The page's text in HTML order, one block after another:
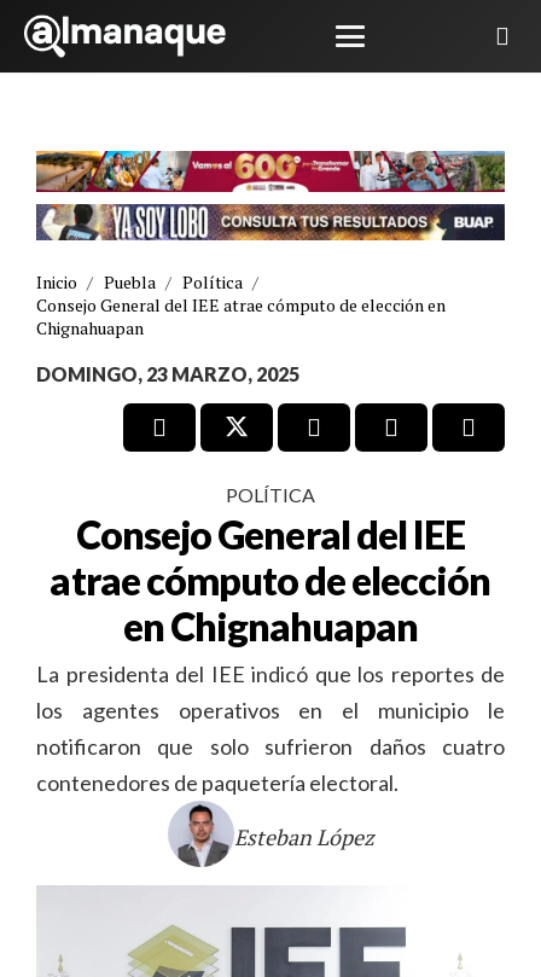
Inicio / Puebla / Política /
Consejo General del IEE atrae cómputo de elección en
Chignahuapan
DOMINGO, 23 MARZO, 2025
POLÍTICA
Consejo General del IEE
atrae cómputo de elección
en Chignahuapan
La presidenta del IEE indicó que los reportes de
los agentes operativos en el municipio le
notificaron que solo sufrieron daños cuatro
contenedores de paquetería electoral.
Esteban López